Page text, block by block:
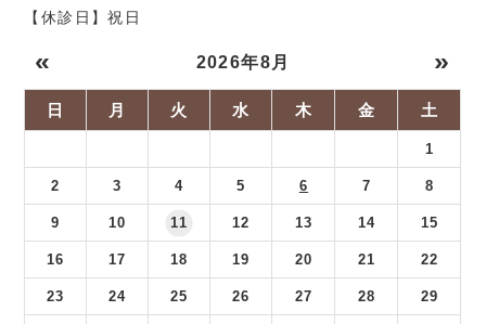
【休診日】祝日
« 2026年8月 »
日 月 火 水 木 金 土
1
2 3 4 5 6 7 8
9 10 11 12 13 14 15
16 17 18 19 20 21 22
23 24 25 26 27 28 29